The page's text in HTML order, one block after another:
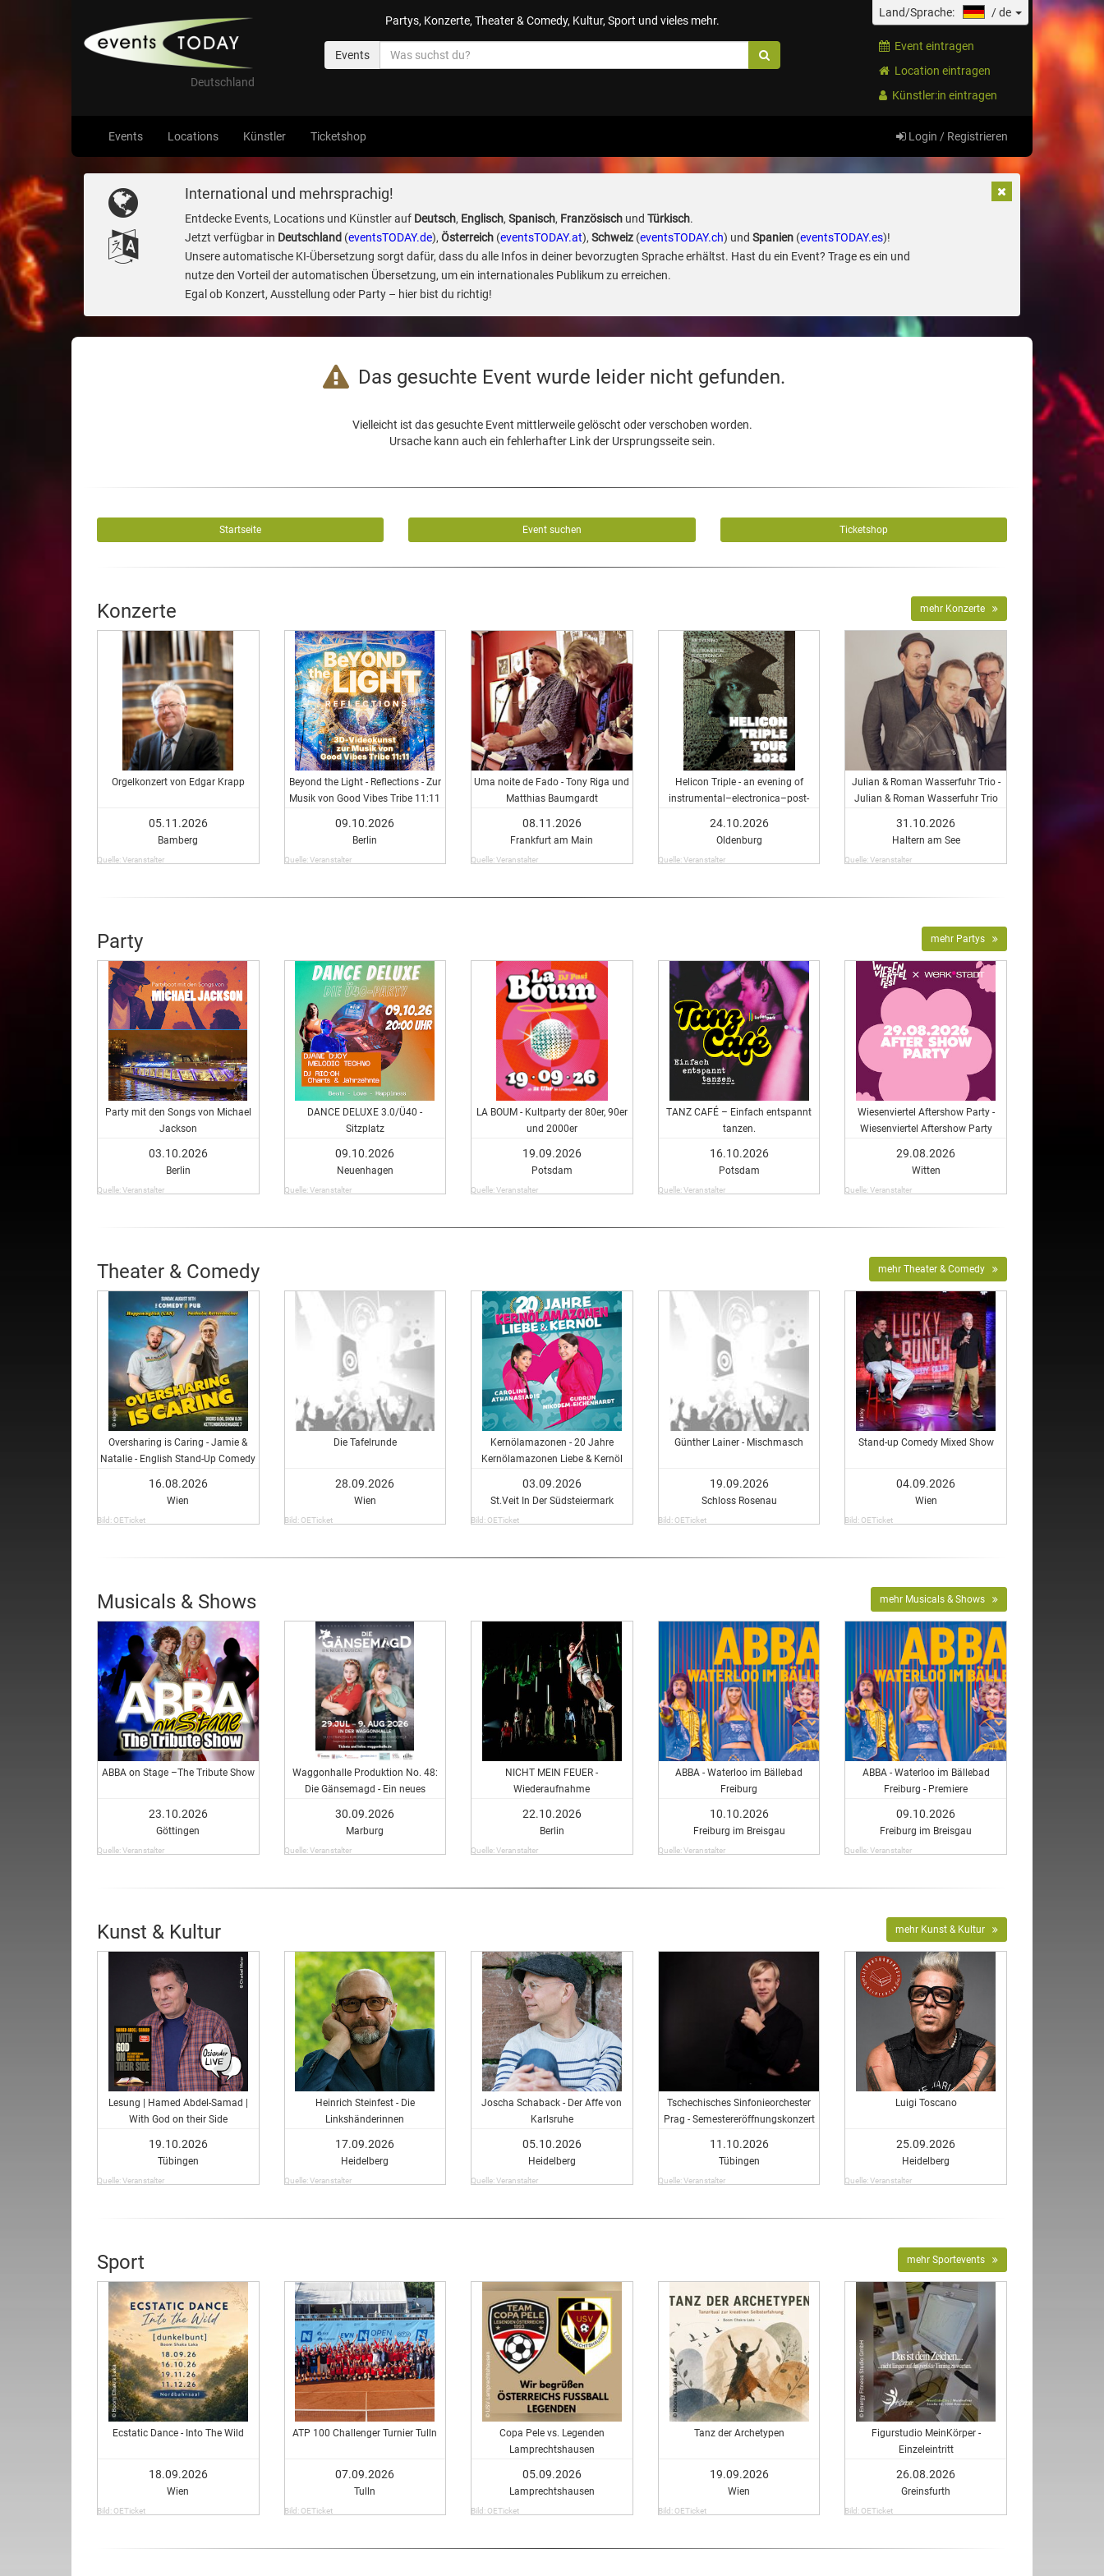
Deutschland
Partys, Konzerte, Theater & Comedy, Kultur, Sport und vieles mehr.
Events
Land/Sprache: /de
Event eintragen
Location eintragen
Künstler:in eintragen
Events Locations Künstler Ticketshop Login / Registrieren
International und mehrsprachig!
Entdecke Events, Locations und Künstler auf Deutsch, Englisch, Spanisch, Französischund Türkisch.
Jetzt verfügbar in Deutschland (eventsTODAY.de), Österreich(eventsTODAY.at), Schweiz(eventsTODAY.ch) und Spanien(eventsTODAY.es)!
Unsere automatische KI-Übersetzung sorgt dafür, dass du alle Infos in deiner bevorzugten Sprache erhältst. Hast du ein Event? Trage es ein und
nutze den Vorteil der automatischen Übersetzung, um ein internationales Publikum zu erreichen.
Egal ob Konzert, Ausstellung oder Party – hier bist du richtig!
Das gesuchte Event wurde leider nicht gefunden.
Vielleicht ist das gesuchte Event mittlerweile gelöscht oder verschoben worden.
Ursache kann auch ein fehlerhafter Link der Ursprungsseite sein.
Startseite Event suchen Ticketshop
Konzerte mehr Konzerte
Orgelkonzert von Edgar Krapp
05.11.2026
Bamberg
Quelle: Veranstalter
Beyond the Light - Reflections - Zur
Musik von Good Vibes Tribe 11:11
09.10.2026
Berlin
Quelle: Veranstalter
Uma noite de Fado - Tony Riga und
Matthias Baumgardt
08.11.2026
Frankfurt am Main
Quelle: Veranstalter
Helicon Triple - an evening of
instrumental–electronica–post-
24.10.2026
Oldenburg
Quelle: Veranstalter
Julian & Roman Wasserfuhr Trio -
Julian & Roman Wasserfuhr Trio
31.10.2026
Haltern am See
Quelle: Veranstalter
Party mehr Partys
Party mit den Songs von Michael
Jackson
03.10.2026
Berlin
Quelle: Veranstalter
DANCE DELUXE 3.0/Ü40 -
Sitzplatz
09.10.2026
Neuenhagen
Quelle: Veranstalter
LA BOUM - Kultparty der 80er, 90er
und 2000er
19.09.2026
Potsdam
Quelle: Veranstalter
TANZ CAFÉ – Einfach entspannt
tanzen.
16.10.2026
Potsdam
Quelle: Veranstalter
Wiesenviertel Aftershow Party -
Wiesenviertel Aftershow Party
29.08.2026
Witten
Quelle: Veranstalter
Theater & Comedy mehr Theater & Comedy
Oversharing is Caring - Jamie &
Natalie - English Stand-Up Comedy
16.08.2026
Wien
Bild: OETicket
Die Tafelrunde
28.09.2026
Wien
Bild: OETicket
Kernölamazonen - 20 Jahre
Kernölamazonen Liebe & Kernöl
03.09.2026
St.Veit In Der Südsteiermark
Bild: OETicket
Günther Lainer - Mischmasch
19.09.2026
Schloss Rosenau
Bild: OETicket
Stand-up Comedy Mixed Show
04.09.2026
Wien
Bild: OETicket
Musicals & Shows mehr Musicals & Shows
ABBA on Stage –The Tribute Show
23.10.2026
Göttingen
Quelle: Veranstalter
Waggonhalle Produktion No. 48:
Die Gänsemagd - Ein neues
30.09.2026
Marburg
Quelle: Veranstalter
NICHT MEIN FEUER -
Wiederaufnahme
22.10.2026
Berlin
Quelle: Veranstalter
ABBA - Waterloo im Bällebad
Freiburg
10.10.2026
Freiburg im Breisgau
Quelle: Veranstalter
ABBA - Waterloo im Bällebad
Freiburg - Premiere
09.10.2026
Freiburg im Breisgau
Quelle: Veranstalter
Kunst & Kultur mehr Kunst & Kultur
Lesung | Hamed Abdel-Samad |
With God on their Side
19.10.2026
Tübingen
Quelle: Veranstalter
Heinrich Steinfest - Die
Linkshänderinnen
17.09.2026
Heidelberg
Quelle: Veranstalter
Joscha Schaback - Der Affe von
Karlsruhe
05.10.2026
Heidelberg
Quelle: Veranstalter
Tschechisches Sinfonieorchester
Prag - Semestereröffnungskonzert
11.10.2026
Tübingen
Quelle: Veranstalter
Luigi Toscano
25.09.2026
Heidelberg
Quelle: Veranstalter
Sport mehr Sportevents
Ecstatic Dance - Into The Wild
18.09.2026
Wien
Bild: OETicket
ATP 100 Challenger Turnier Tulln
07.09.2026
Tulln
Bild: OETicket
Copa Pele vs. Legenden
Lamprechtshausen
05.09.2026
Lamprechtshausen
Bild: OETicket
Tanz der Archetypen
19.09.2026
Wien
Bild: OETicket
Figurstudio MeinKörper -
Einzeleintritt
26.08.2026
Greinsfurth
Bild: OETicket